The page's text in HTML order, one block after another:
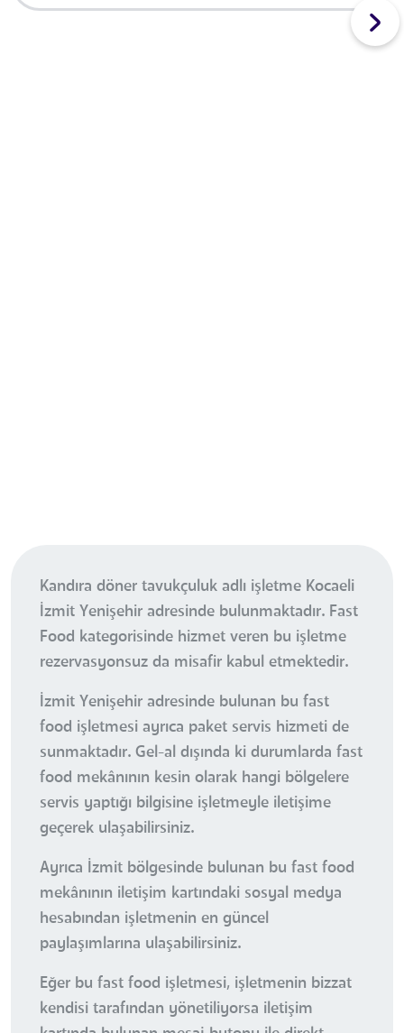
Kandıra döner tavukçuluk adlı işletme Kocaeli
İzmit Yenişehir adresinde bulunmaktadır. Fast
Food kategorisinde hizmet veren bu işletme
rezervasyonsuz da misafir kabul etmektedir.
İzmit Yenişehir adresinde bulunan bu fast
food işletmesi ayrıca paket servis hizmeti de
sunmaktadır. Gel-al dışında ki durumlarda fast
food mekânının kesin olarak hangi bölgelere
servis yaptığı bilgisine işletmeyle iletişime
geçerek ulaşabilirsiniz.
Ayrıca İzmit bölgesinde bulunan bu fast food
mekânının iletişim kartındaki sosyal medya
hesabından işletmenin en güncel
paylaşımlarına ulaşabilirsiniz.
Eğer bu fast food işletmesi, işletmenin bizzat
kendisi tarafından yönetiliyorsa iletişim